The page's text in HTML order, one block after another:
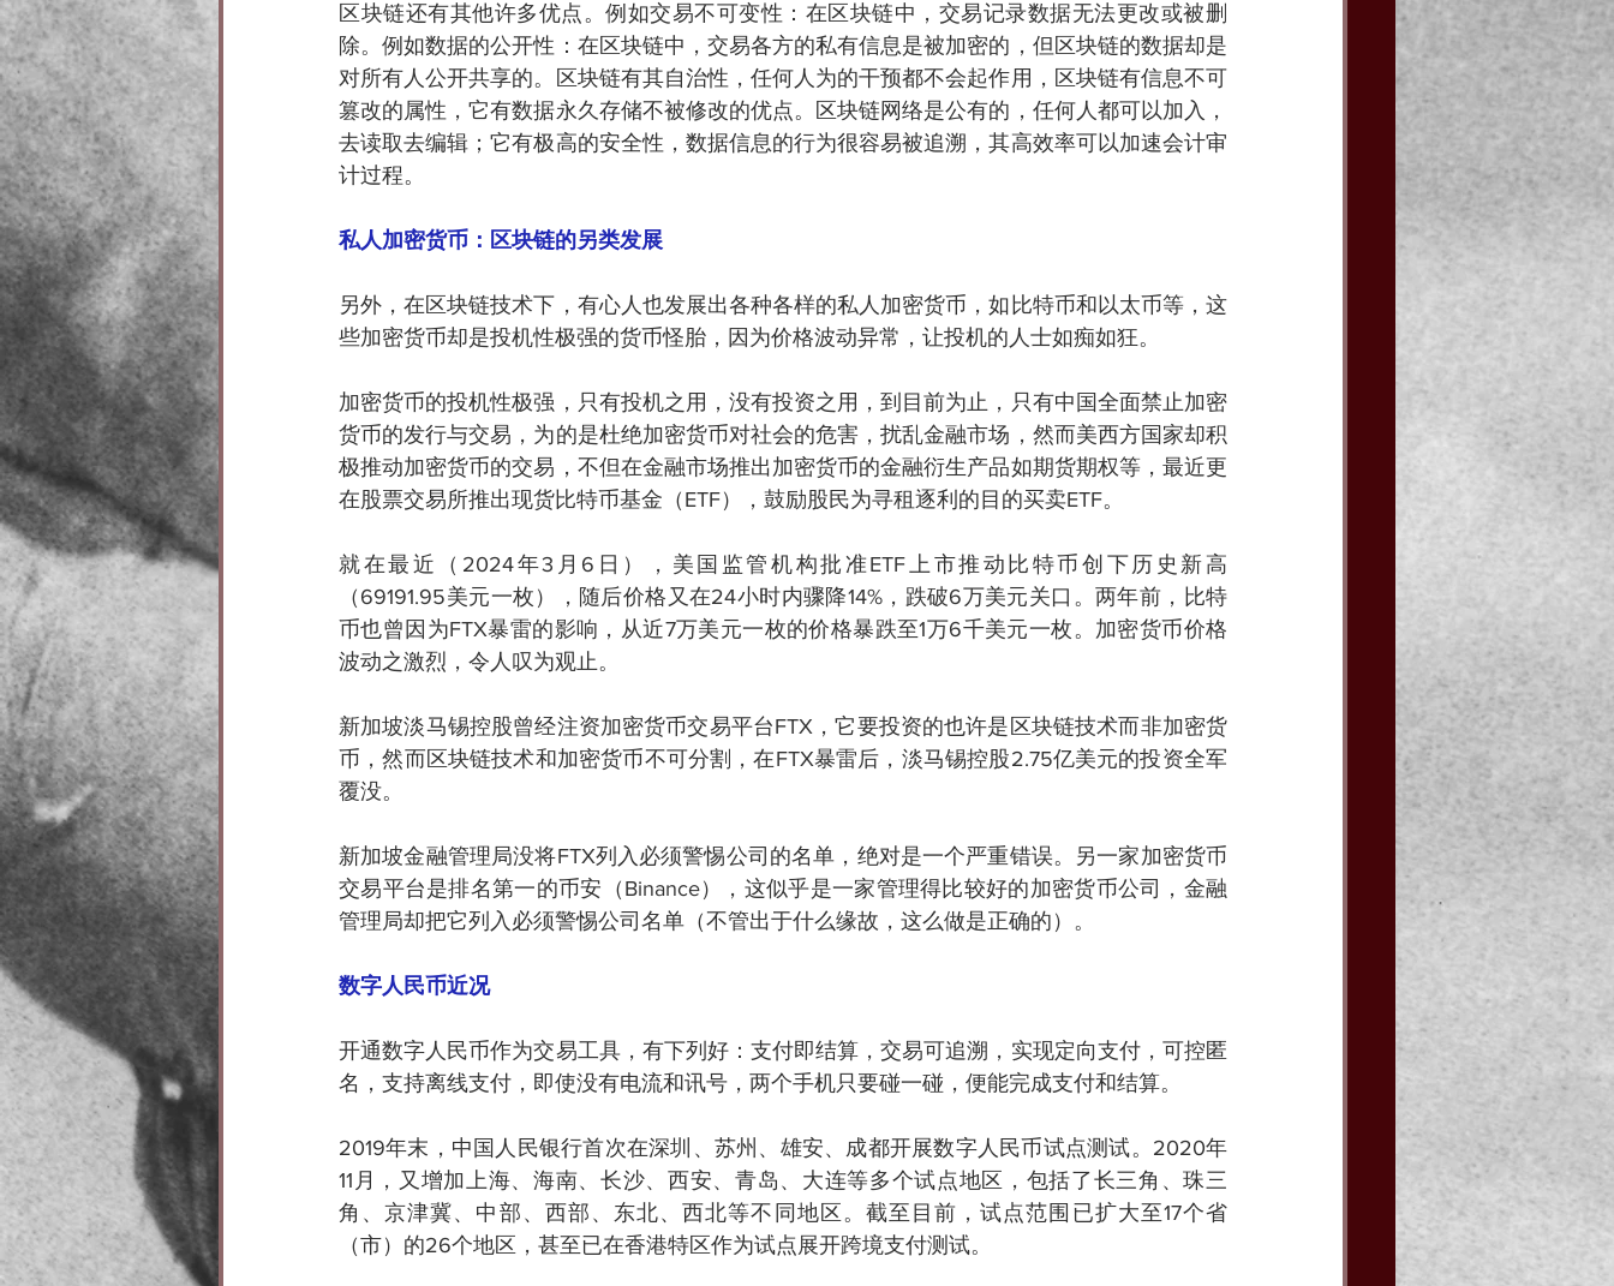
区块链还有其他许多优点。例如交易不可变性：在区块链中，交易记录数据无法更改或被删
除。例如数据的公开性：在区块链中，交易各方的私有信息是被加密的，但区块链的数据却是
对所有人公开共享的。区块链有其自治性，任何人为的干预都不会起作用，区块链有信息不可
篡改的属性，它有数据永久存储不被修改的优点。区块链网络是公有的，任何人都可以加入，
去读取去编辑；它有极高的安全性，数据信息的行为很容易被追溯，其高效率可以加速会计审
计过程。
私人加密货币：区块链的另类发展
另外，在区块链技术下，有心人也发展出各种各样的私人加密货币，如比特币和以太币等，这
些加密货币却是投机性极强的货币怪胎，因为价格波动异常，让投机的人士如痴如狂。
加密货币的投机性极强，只有投机之用，没有投资之用，到目前为止，只有中国全面禁止加密
货币的发行与交易，为的是杜绝加密货币对社会的危害，扰乱金融市场，然而美西方国家却积
极推动加密货币的交易，不但在金融市场推出加密货币的金融衍生产品如期货期权等，最近更
在股票交易所推出现货比特币基金（ETF），鼓励股民为寻租逐利的目的买卖ETF。
就在最近（2024年3月6日），美国监管机构批准ETF上市推动比特币创下历史新高
（69191.95美元一枚），随后价格又在24小时内骤降14%，跌破6万美元关口。两年前，比特
币也曾因为FTX暴雷的影响，从近7万美元一枚的价格暴跌至1万6千美元一枚。加密货币价格
波动之激烈，令人叹为观止。
新加坡淡马锡控股曾经注资加密货币交易平台FTX，它要投资的也许是区块链技术而非加密货
币，然而区块链技术和加密货币不可分割，在FTX暴雷后，淡马锡控股2.75亿美元的投资全军
覆没。
新加坡金融管理局没将FTX列入必须警惕公司的名单，绝对是一个严重错误。另一家加密货币
交易平台是排名第一的币安（Binance），这似乎是一家管理得比较好的加密货币公司，金融
管理局却把它列入必须警惕公司名单（不管出于什么缘故，这么做是正确的）。
数字人民币近况
开通数字人民币作为交易工具，有下列好：支付即结算，交易可追溯，实现定向支付，可控匿
名，支持离线支付，即使没有电流和讯号，两个手机只要碰一碰，便能完成支付和结算。
2019年末，中国人民银行首次在深圳、苏州、雄安、成都开展数字人民币试点测试。2020年
11月，又增加上海、海南、长沙、西安、青岛、大连等多个试点地区，包括了长三角、珠三
角、京津冀、中部、西部、东北、西北等不同地区。截至目前，试点范围已扩大至17个省
（市）的26个地区，甚至已在香港特区作为试点展开跨境支付测试。